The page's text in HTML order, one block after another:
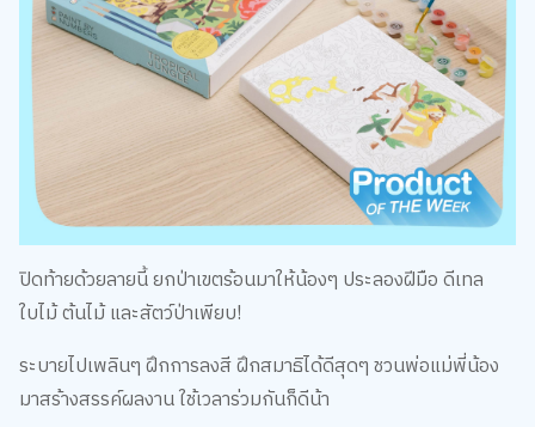
ปิดท้ายด้วยลายนี้ ยกป่าเขตร้อนมาให้น้องๆ ประลองฝีมือ ดีเทล
ใบไม้ ต้นไม้ และสัตว์ป่าเพียบ!
ระบายไปเพลินๆ ฝึกการลงสี ฝึกสมาธิได้ดีสุดๆ ชวนพ่อแม่พี่น้อง
มาสร้างสรรค์ผลงาน ใช้เวลาร่วมกันก็ดีน้า